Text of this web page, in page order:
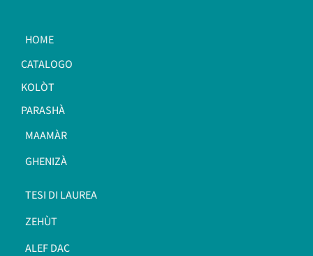
HOME
CATALOGO
KOLÒT
PARASHÀ
MAAMÀR
GHENIZÀ
TESI DI LAUREA
ZEHÙT
ALEF DAC